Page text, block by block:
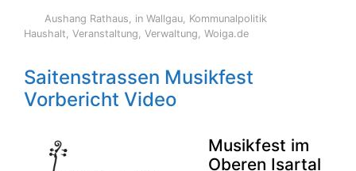
Aushang Rathaus, in Wallgau, Kommunalpolitik
Haushalt, Veranstaltung, Verwaltung, Woiga.de
Saitenstrassen Musikfest
Vorbericht Video
Musikfest im
Oberen Isartal